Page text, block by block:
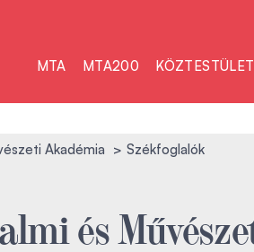
MTA MTA200 KÖZTESTÜLET
Akadémia Székfoglalók
és